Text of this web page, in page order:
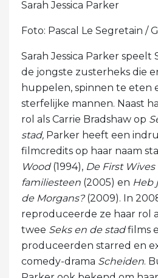
Sarah Jessica Parker
Foto: Pascal Le Segretain /
Sarah Jessica Parker speelt
de jongste zusterheks die
huppelen, spinnen te eten
sterfelijke mannen. Naast
rol als Carrie Bradshaw op
stad, Parker heeft een
filmcredits op haar naam
Wood(1994), De First Wives
familiesteen (2005) en Heb
de Morgans?(2009). In
reproduceerde ze haar rol
twee Seks en de stadfilms
produceerden starred en
comedy-drama Scheiden.